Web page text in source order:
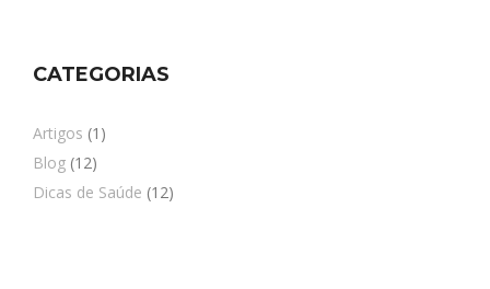
CATEGORIAS
Artigos (1)
Blog (12)
Dicas de Saúde (12)